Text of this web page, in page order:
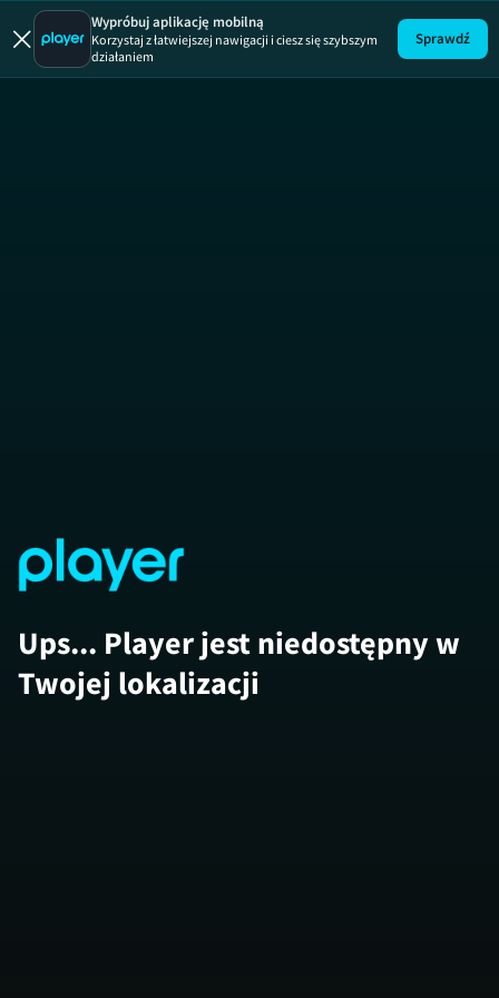
Nauka jazdy
Wypróbuj aplikację mobilną
Korzystaj z łatwiejszej nawigacji i ciesz się szybszym
działaniem
Sprawdź
Ups... Player jest niedostępny w
Twojej lokalizacji